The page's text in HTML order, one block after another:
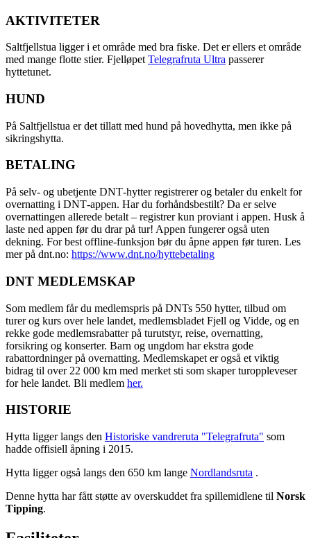
AKTIVITETER
Saltfjellstua ligger i et område med bra fiske. Det er ellers et område
med mange flotte stier. Fjelløpet Telegrafruta Ultra passerer
hyttetunet.
HUND
På Saltfjellstua er det tillatt med hund på hovedhytta, men ikke på
sikringshytta.
BETALING
På selv- og ubetjente DNT‑hytter registrerer og betaler du enkelt for
overnatting i DNT‑appen. Har du forhåndsbestilt? Da er selve
overnattingen allerede betalt – registrer kun proviant i appen. Husk å
laste ned appen før du drar på tur! Appen fungerer også uten
dekning. For best offline‑funksjon bør du åpne appen før turen. Les
mer på dnt.no: https://www.dnt.no/hyttebetaling
DNT MEDLEMSKAP
Som medlem får du medlemspris på DNTs 550 hytter, tilbud om
turer og kurs over hele landet, medlemsbladet Fjell og Vidde, og en
rekke gode medlemsrabatter på turutstyr, reise, overnatting,
forsikring og konserter. Barn og ungdom har ekstra gode
rabattordninger på overnatting. Medlemskapet er også et viktig
bidrag til over 22 000 km med merket sti som skaper turoppleveser
for hele landet. Bli medlem her.
HISTORIE
Hytta ligger langs den Historiske vandreruta "Telegrafruta" som
hadde offisiell åpning i 2015.
Hytta ligger også langs den 650 km lange Nordlandsruta .
Denne hytta har fått støtte av overskuddet fra spillemidlene til Norsk
Tipping.